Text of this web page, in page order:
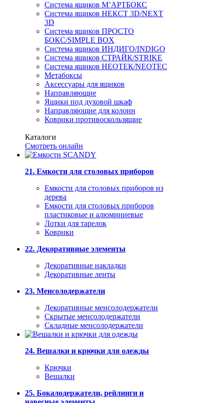
Система ящиков М’АРТБОКС
Система ящиков НЕКСТ 3D/NEXT
3D
Система ящиков ПРОСТО
БОКС/SIMPLE BOX
Система ящиков ИНДИГО/INDIGO
Система ящиков СТРАЙК/STRIKE
Система ящиков НЕОТЕК/NEOTEC
Метабоксы
Аксессуары для ящиков
Направляющие
Ящики под духовой шкаф
Направляющие для колонн
Коврики противоскользящие
Каталоги
Смотреть онлайн
21. Емкости для столовых приборов
Емкости для столовых приборов из
дерева
Емкости для столовых приборов
пластиковые и алюминиевые
Лотки для тарелок
Коврики
22. Декоративные элементы
Декоративные накладки
Декоративные ленты
23. Менсолодержатели
Декоративные менсолодержатели
Скрытые менсолодержатели
Складные менсолодержатели
24. Вешалки и крючки для одежды
Крючки
Вешалки
25. Бокалодержатели, рейлинги и